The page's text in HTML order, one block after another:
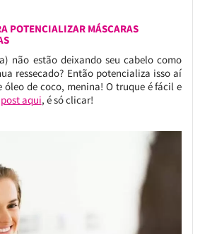
POTENCIALIZAR MÁSCARAS
não estão deixando seu cabelo como
ressecado? Então potencializa isso aí
óleo de coco, menina! O truque é fácil e
post aqui, é só clicar!